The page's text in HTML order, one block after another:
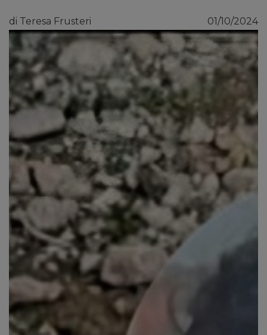
di Teresa Frusteri 01/10/2024